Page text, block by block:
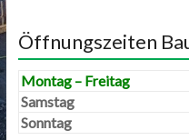
Öffnungszeiten
Montag – Freitag
Samstag
Sonntag